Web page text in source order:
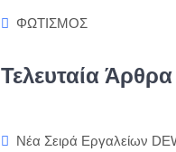
ΦΩΤΙΣΜΟΣ
Τελευταία Άρθρα
Νέα Σειρά Εργαλείων